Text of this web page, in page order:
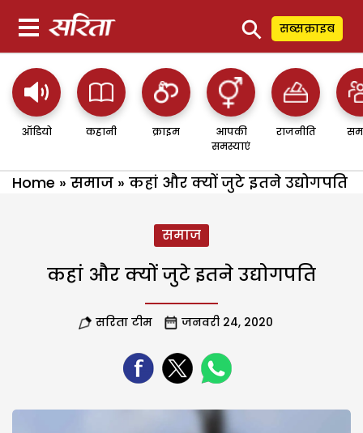
⚲ सब्सक्राइब
ऑडियो कहानी क्राइम
आपकी
समस्याएं
राजनीति
Home » समाज » कहां और क्यों जुटे इतने उद्योगपति
समाज
कहां और क्यों जुटे इतने उद्योगपति
सरिता टीम जनवरी 24, 2020